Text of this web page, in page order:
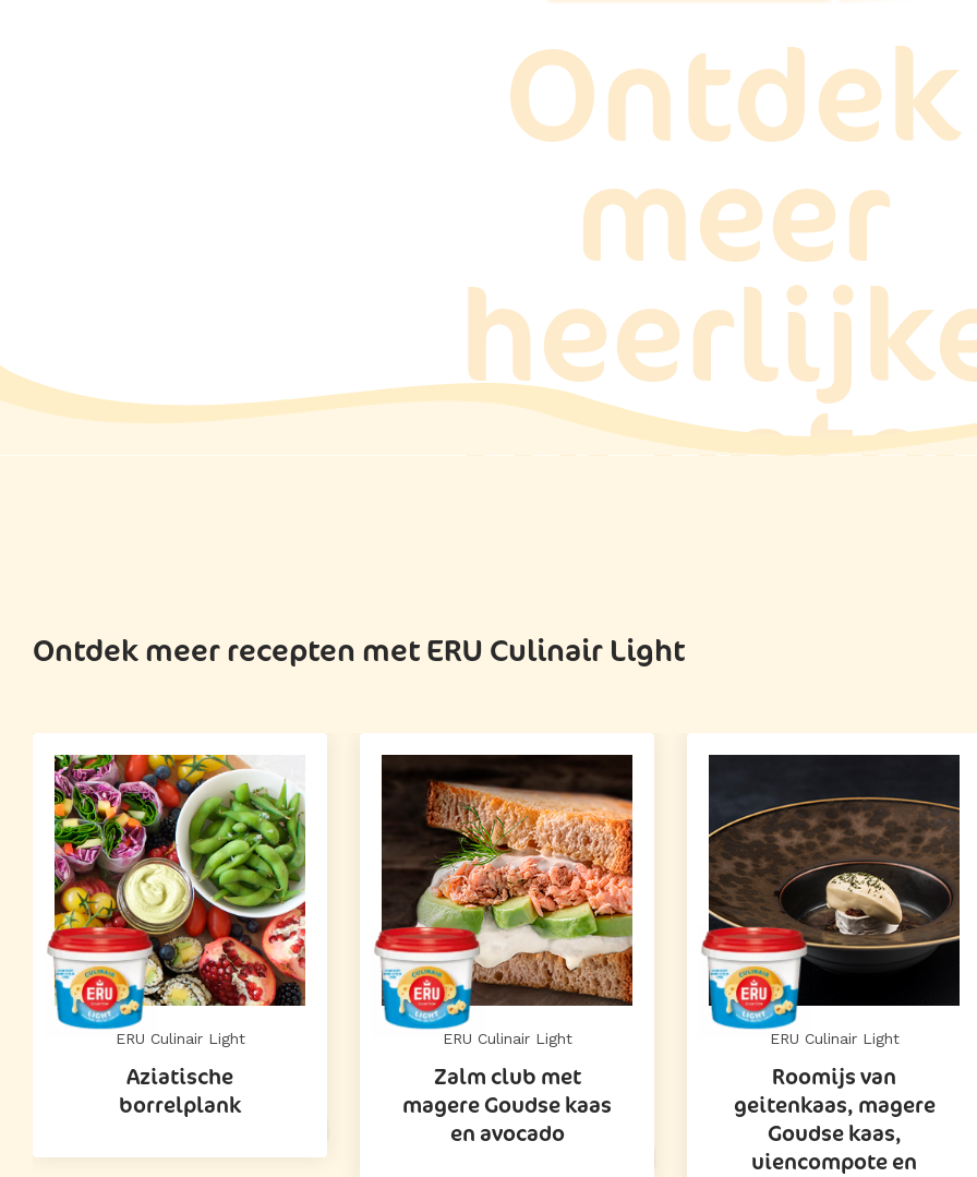
Ontdek
meer
Ontdek meer recepten met ERU Culinair Light
ERU Culinair Light
Aziatische
borrelplank
ERU Culinair Light
Zalm club met
magere Goudse kaas
en avocado
ERU Culinair Light
Roomijs van
geitenkaas, magere
Goudse kaas,
uiencompote en